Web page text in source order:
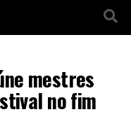
mestres
no fim